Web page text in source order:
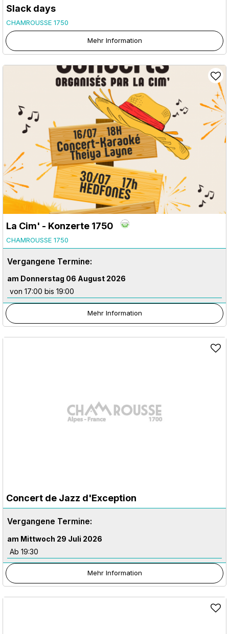
Slack days
CHAMROUSSE 1750
Mehr Information
La Cim' - Konzerte 1750
CHAMROUSSE 1750
Vergangene Termine:
am Donnerstag 06 August 2026
von 17:00 bis 19:00
Mehr Information
Concert de Jazz d'Exception
Vergangene Termine:
am Mittwoch 29 Juli 2026
Ab 19:30
Mehr Information